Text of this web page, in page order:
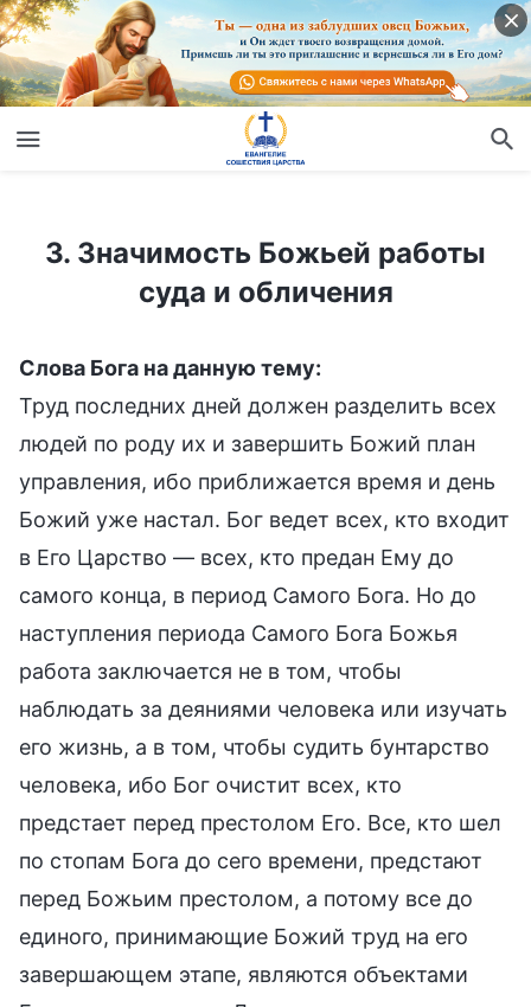
3. Значимость Божьей работы суда и обличения
3. Значимость Божьей работы
суда и обличения
Слова Бога на данную тему:
Труд последних дней должен разделить всех
людей по роду их и завершить Божий план
управления, ибо приближается время и день
Божий уже настал. Бог ведет всех, кто входит
в Его Царство — всех, кто предан Ему до
самого конца, в период Самого Бога. Но до
наступления периода Самого Бога Божья
работа заключается не в том, чтобы
наблюдать за деяниями человека или изучать
его жизнь, а в том, чтобы судить бунтарство
человека, ибо Бог очистит всех, кто
предстает перед престолом Его. Все, кто шел
по стопам Бога до сего времени, предстают
перед Божьим престолом, а потому все до
единого, принимающие Божий труд на его
завершающем этапе, являются объектами